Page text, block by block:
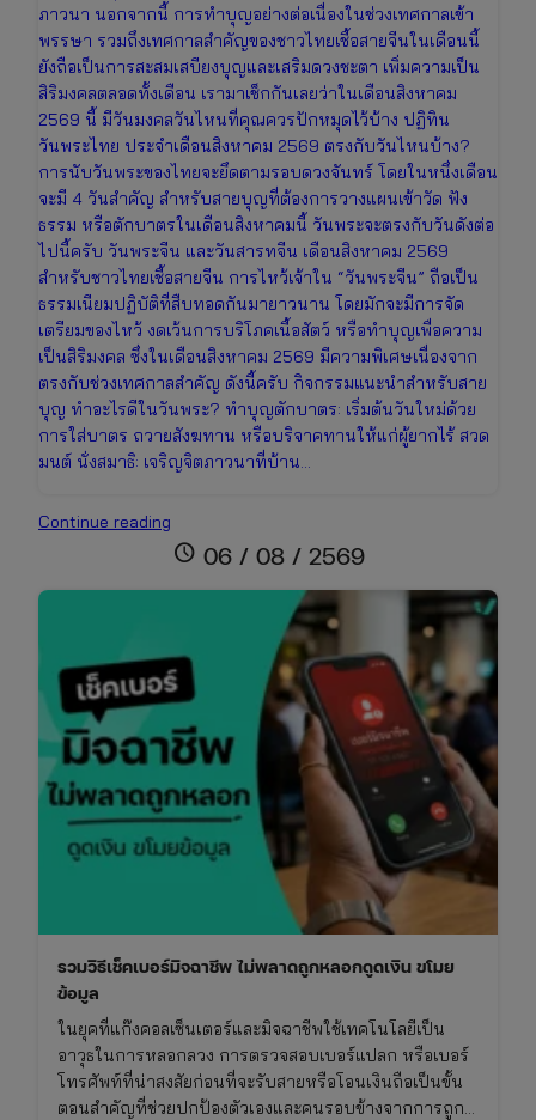
ภาวนา นอกจากนี้ การทำบุญอย่างต่อเนื่องในช่วงเทศกาลเข้า
พรรษา รวมถึงเทศกาลสำคัญของชาวไทยเชื้อสายจีนในเดือนนี้
ยังถือเป็นการสะสมเสบียงบุญและเสริมดวงชะตา เพิ่มความเป็น
สิริมงคลตลอดทั้งเดือน เรามาเช็กกันเลยว่าในเดือนสิงหาคม
2569 นี้ มีวันมงคลวันไหนที่คุณควรปักหมุดไว้บ้าง ปฏิทิน
วันพระไทย ประจำเดือนสิงหาคม 2569 ตรงกับวันไหนบ้าง?
การนับวันพระของไทยจะยึดตามรอบดวงจันทร์ โดยในหนึ่งเดือน
จะมี 4 วันสำคัญ สำหรับสายบุญที่ต้องการวางแผนเข้าวัด ฟัง
ธรรม หรือตักบาตรในเดือนสิงหาคมนี้ วันพระจะตรงกับวันดังต่อ
ไปนี้ครับ วันพระจีน และวันสารทจีน เดือนสิงหาคม 2569
สำหรับชาวไทยเชื้อสายจีน การไหว้เจ้าใน “วันพระจีน” ถือเป็น
ธรรมเนียมปฏิบัติที่สืบทอดกันมายาวนาน โดยมักจะมีการจัด
เตรียมของไหว้ งดเว้นการบริโภคเนื้อสัตว์ หรือทำบุญเพื่อความ
เป็นสิริมงคล ซึ่งในเดือนสิงหาคม 2569 มีความพิเศษเนื่องจาก
ตรงกับช่วงเทศกาลสำคัญ ดังนี้ครับ กิจกรรมแนะนำสำหรับสาย
บุญ ทำอะไรดีในวันพระ? ทำบุญตักบาตร: เริ่มต้นวันใหม่ด้วย
การใส่บาตร ถวายสังฆทาน หรือบริจาคทานให้แก่ผู้ยากไร้ สวด
มนต์ นั่งสมาธิ: เจริญจิตภาวนาที่บ้าน…
Continue reading
วันพระ
เช็ก
วัน
มงคล
ไทย-
จีน
และ
เทศกาล
สารท
จีน
schedule 06 / 08 / 2569
รวมวิธีเช็คเบอร์มิจฉาชีพ ไม่พลาดถูกหลอกดูดเงิน ขโมย
ข้อมูล
ในยุคที่แก๊งคอลเซ็นเตอร์และมิจฉาชีพใช้เทคโนโลยีเป็น
อาวุธในการหลอกลวง การตรวจสอบเบอร์แปลก หรือเบอร์
โทรศัพท์ที่น่าสงสัยก่อนที่จะรับสายหรือโอนเงินถือเป็นขั้น
ตอนสำคัญที่ช่วยปกป้องตัวเองและคนรอบข้างจากการถูก